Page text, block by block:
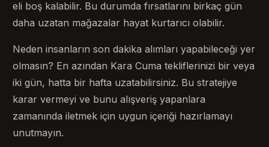
eli boş kalabilir. Bu durumda fırsatlarını birkaç gün
daha uzatan mağazalar hayat kurtarıcı olabilir.
Neden insanların son dakika alımları yapabileceği yer
olmasın? En azından Kara Cuma tekliflerinizi bir veya
iki gün, hatta bir hafta uzatabilirsiniz. Bu stratejiye
karar vermeyi ve bunu alışveriş yapanlara
zamanında iletmek için uygun içeriği hazırlamayı
unutmayın.